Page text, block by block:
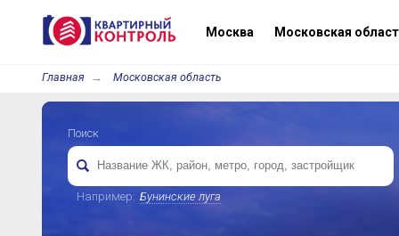
Москва Московская
Главная Московская область
Поиск
Например: Бунинские луга